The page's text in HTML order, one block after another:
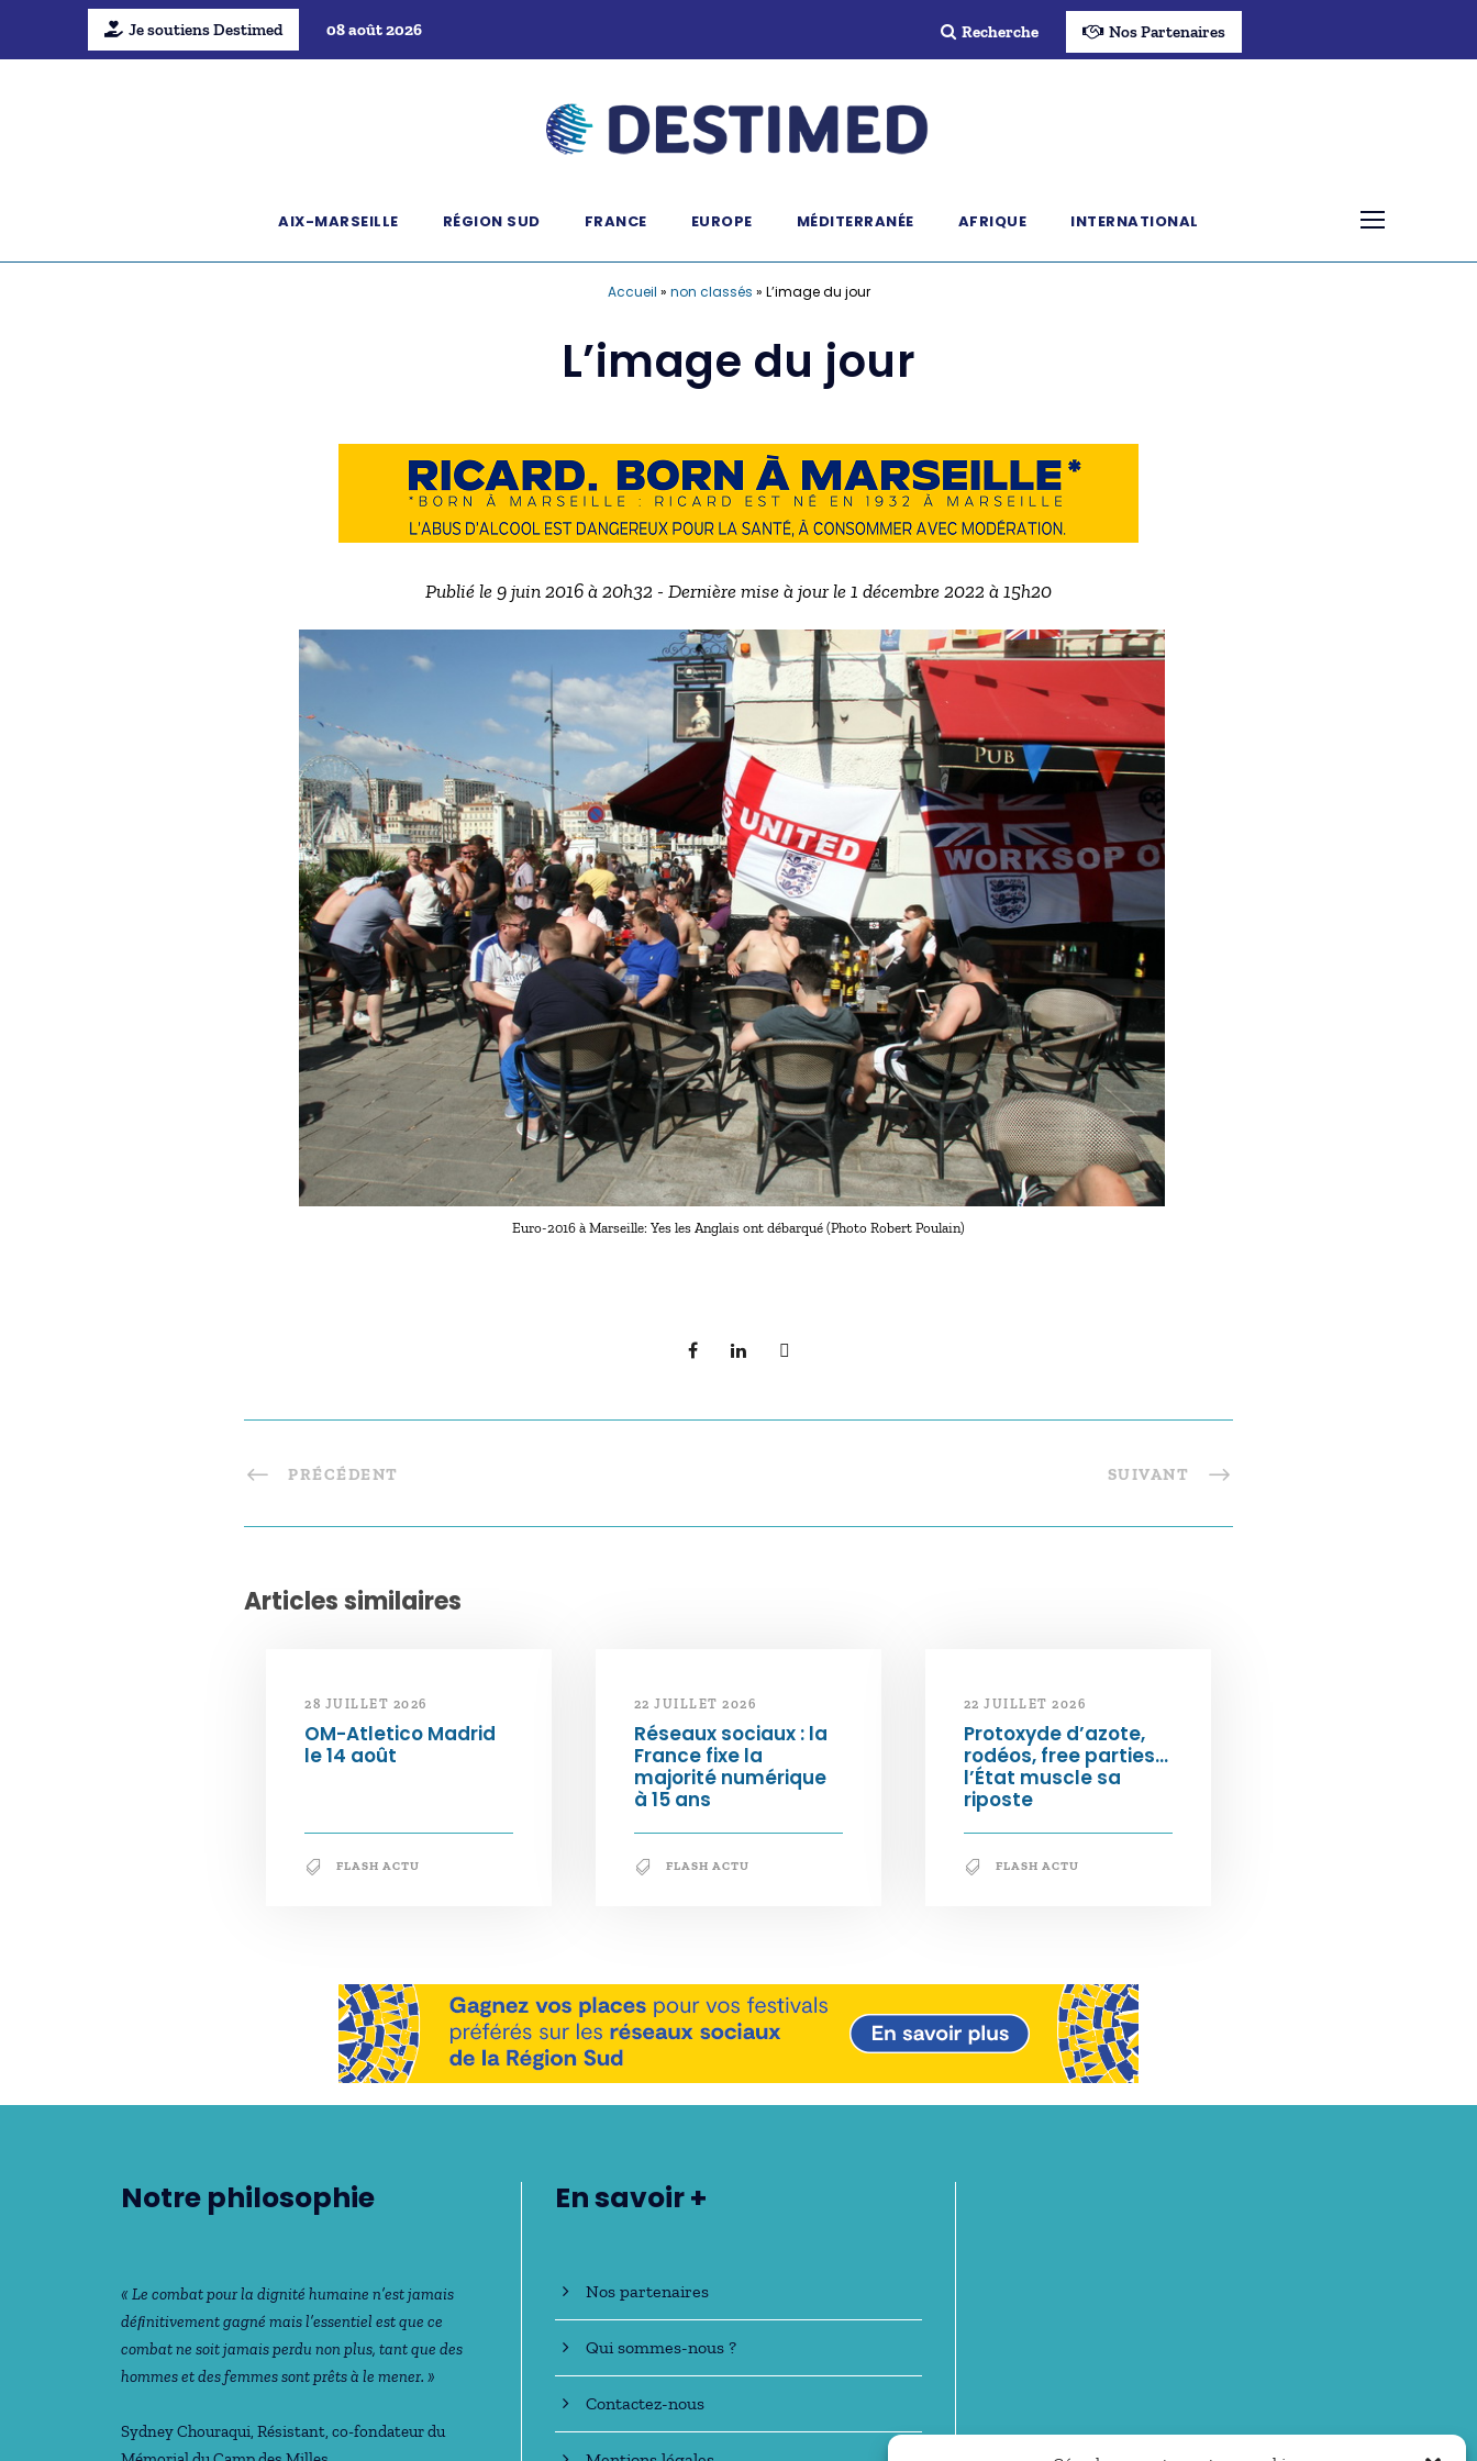
Je soutiens Destimed 08 août 2026 Recherche Nos Partenaires
AIX-MARSEILLE RÉGION SUD FRANCE EUROPE MÉDITERRANÉE AFRIQUE INTERNATIONAL
Accueil » non classés » L’image du jour
L’image du jour
Publié le 9 juin 2016 à 20h32 - Dernière mise à jour le 1 décembre 2022 à 15h20
Euro-2016 à Marseille: Yes les Anglais ont débarqué (Photo Robert Poulain)
PRÉCÉDENT SUIVANT
Articles similaires
28 JUILLET 2026
OM-Atletico Madrid
le 14 août
FLASH ACTU
22 JUILLET 2026
Réseaux sociaux : la
France fixe la
majorité numérique
à 15 ans
FLASH ACTU
22 JUILLET 2026
Protoxyde d’azote,
rodéos, free parties…
l’État muscle sa
riposte
FLASH ACTU
Notre philosophie
« Le combat pour la dignité humaine n’est jamais
déﬁnitivement gagné mais l’essentiel est que ce
combat ne soit jamais perdu non plus, tant que des
hommes et des femmes sont prêts à le mener. »
Sydney Chouraqui, Résistant, co-fondateur du
En savoir +
Nos partenaires
Qui sommes-nous ?
Contactez-nous